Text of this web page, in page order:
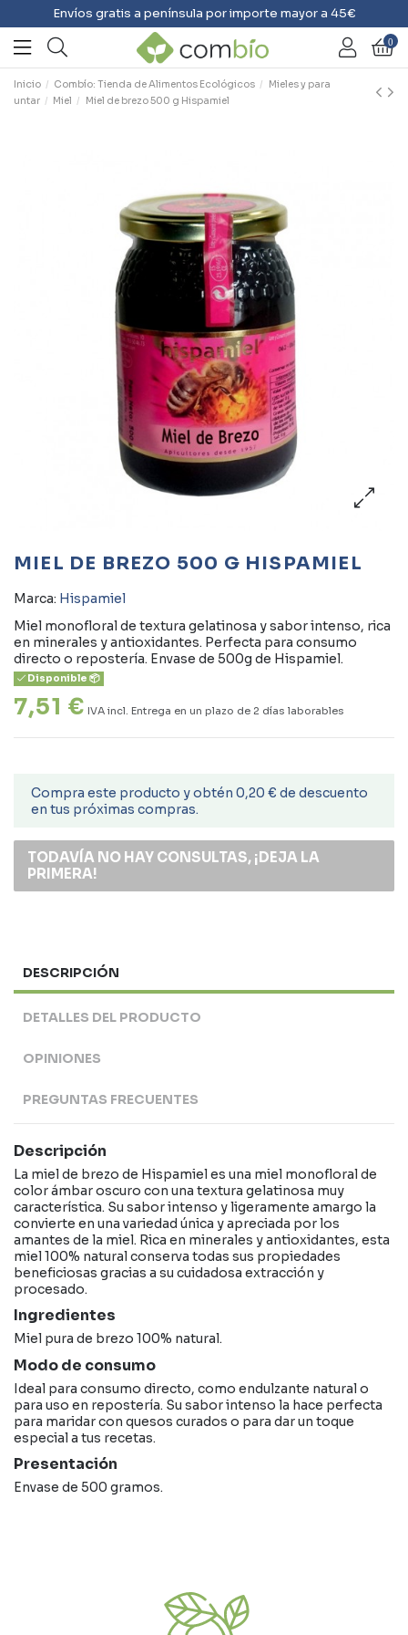
Envíos gratis a península por importe mayor a 45€
0
Inicio Combío: Tienda de Alimentos Ecológicos
Mieles y para
untar
Miel Miel de brezo 500 g Hispamiel
MIEL DE BREZO 500 G HISPAMIEL
Marca: Hispamiel
Miel monofloral de textura gelatinosa y sabor intenso, rica
en minerales y antioxidantes. Perfecta para consumo
directo o repostería. Envase de 500g de Hispamiel.
Disponible 📦
7,51 € IVA incl. Entrega en un plazo de 2 días laborables
Compra este producto y obtén 0,20 € de descuento
en tus próximas compras.
TODAVÍA NO HAY CONSULTAS, ¡DEJA LA
PRIMERA!
DESCRIPCIÓN
DETALLES DEL PRODUCTO
OPINIONES
PREGUNTAS FRECUENTES
Descripción
La miel de brezo de Hispamiel es una miel monofloral de
color ámbar oscuro con una textura gelatinosa muy
característica. Su sabor intenso y ligeramente amargo la
convierte en una variedad única y apreciada por los
amantes de la miel. Rica en minerales y antioxidantes, esta
miel 100% natural conserva todas sus propiedades
beneficiosas gracias a su cuidadosa extracción y
procesado.
Ingredientes
Miel pura de brezo 100% natural.
Modo de consumo
Ideal para consumo directo, como endulzante natural o
para uso en repostería. Su sabor intenso la hace perfecta
para maridar con quesos curados o para dar un toque
especial a tus recetas.
Presentación
Envase de 500 gramos.